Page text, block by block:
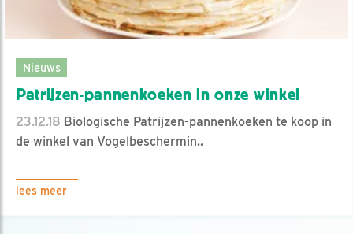
Nieuws
Patrijzen-pannenkoeken in onze winkel
23.12.18 Biologische Patrijzen-pannenkoeken te koop in
de winkel van Vogelbeschermin..
lees meer